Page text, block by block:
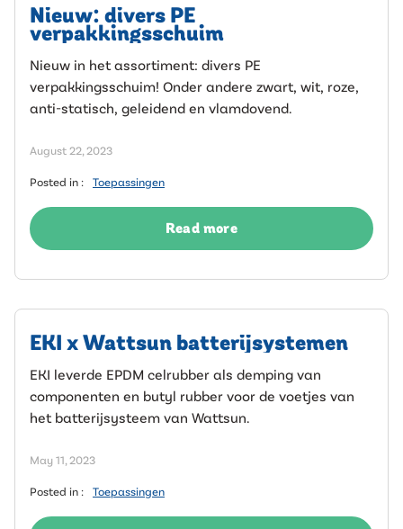
Nieuw: divers PE
verpakkingsschuim
Nieuw in het assortiment: divers PE
verpakkingsschuim! Onder andere zwart, wit, roze,
anti-statisch, geleidend en vlamdovend.
August 22, 2023
Posted in : Toepassingen
Read more
EKI x Wattsun batterijsystemen
EKI leverde EPDM celrubber als demping van
componenten en butyl rubber voor de voetjes van
het batterijsysteem van Wattsun.
May 11, 2023
Posted in : Toepassingen